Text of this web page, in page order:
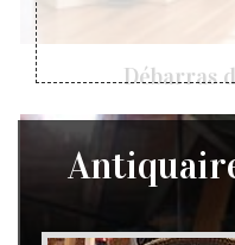
Débarras